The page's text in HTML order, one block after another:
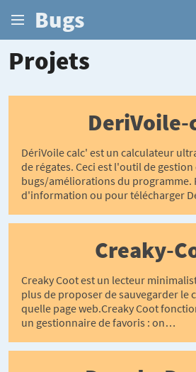
Bugs
Projets
DeriVoile-
DériVoile calc' est un calculateur
de régates. Ceci est l'outil de gestion
bugs/améliorations du programme.
d'information ou pour télécharger
Creaky-
Creaky Coot est un lecteur
plus de proposer de sauvegarder le
quelle page web.Creaky Coot
un gestionnaire de favoris : on…